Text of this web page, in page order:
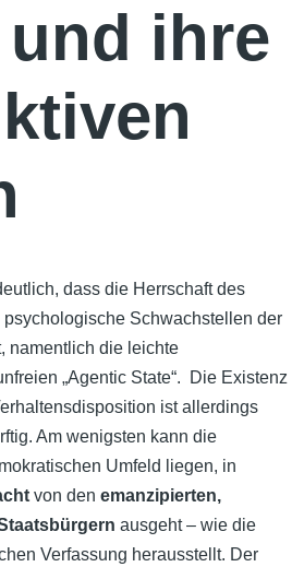
ihre
dass die Herrschaft des
Schwachstellen der
namentlich die leichte
„Agentic State“. Die Existenz
ist allerdings
Am wenigsten kann die
Umfeld liegen, in
von den emanzipierten,
ausgeht – wie die
Verfassung herausstellt. Der